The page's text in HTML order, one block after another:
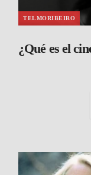
TELMORIBEIRO
¿Qué es el